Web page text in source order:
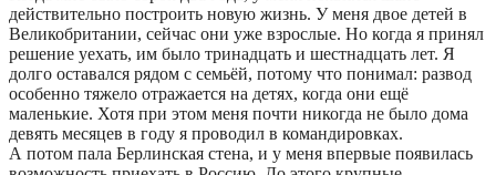
действительно построить новую жизнь. У меня двое детей в
Великобритании, сейчас они уже взрослые. Но когда я принял
решение уехать, им было тринадцать и шестнадцать лет. Я
долго оставался рядом с семьёй, потому что понимал: развод
особенно тяжело отражается на детях, когда они ещё
маленькие. Хотя при этом меня почти никогда не было дома
девять месяцев в году я проводил в командировках.
А потом пала Берлинская стена, и у меня впервые появилась